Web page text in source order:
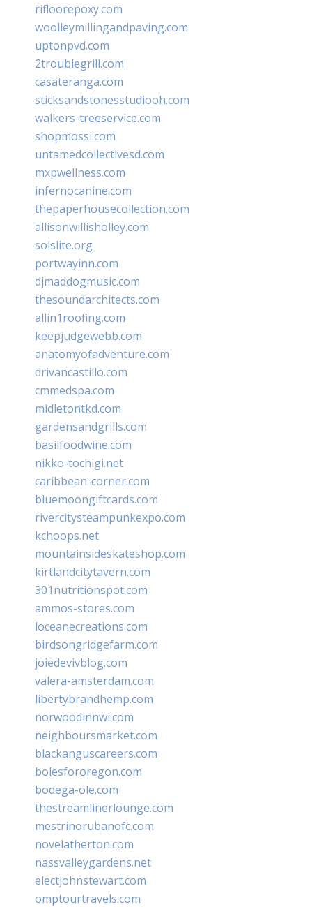
rifloorepoxy.com
woolleymillingandpaving.com
uptonpvd.com
2troublegrill.com
casateranga.com
sticksandstonesstudiooh.com
walkers-treeservice.com
shopmossi.com
untamedcollectivesd.com
mxpwellness.com
infernocanine.com
thepaperhousecollection.com
allisonwillisholley.com
solslite.org
portwayinn.com
djmaddogmusic.com
thesoundarchitects.com
allin1roofing.com
keepjudgewebb.com
anatomyofadventure.com
drivancastillo.com
cmmedspa.com
midletontkd.com
gardensandgrills.com
basilfoodwine.com
nikko-tochigi.net
caribbean-corner.com
bluemoongiftcards.com
rivercitysteampunkexpo.com
kchoops.net
mountainsideskateshop.com
kirtlandcitytavern.com
301nutritionspot.com
ammos-stores.com
loceanecreations.com
birdsongridgefarm.com
joiedevivblog.com
valera-amsterdam.com
libertybrandhemp.com
norwoodinnwi.com
neighboursmarket.com
blackanguscareers.com
bolesfororegon.com
bodega-ole.com
thestreamlinerlounge.com
mestrinorubanofc.com
novelatherton.com
nassvalleygardens.net
electjohnstewart.com
omptourtravels.com